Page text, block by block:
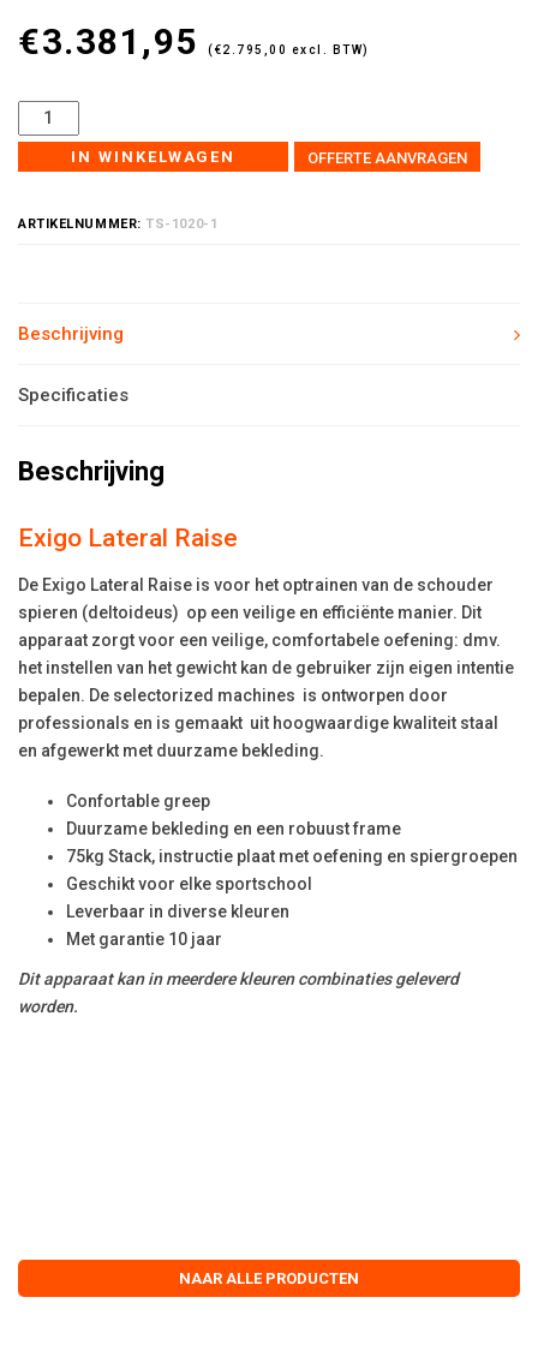
NAAR ALLE PRODUCTEN
€3.381,95 (€2.795,00 excl. BTW)
IN WINKELWAGEN OFFERTE AANVRAGEN
ARTIKELNUMMER:TS-1020-1
Beschrijving
Specificaties
Beschrijving
Exigo Lateral Raise
De Exigo Lateral Raise is voor het optrainen van de schouder
spieren (deltoideus) op een veilige en efficiënte manier. Dit
apparaat zorgt voor een veilige, comfortabele oefening: dmv.
het instellen van het gewicht kan de gebruiker zijn eigen intentie
bepalen. De selectorized machines is ontworpen door
professionals en is gemaakt uit hoogwaardige kwaliteit staal
en afgewerkt met duurzame bekleding.
Confortable greep
Duurzame bekleding en een robuust frame
75kg Stack, instructie plaat met oefening en spiergroepen
Geschikt voor elke sportschool
Leverbaar in diverse kleuren
Met garantie 10 jaar
Dit apparaat kan in meerdere kleuren combinaties geleverd
worden.